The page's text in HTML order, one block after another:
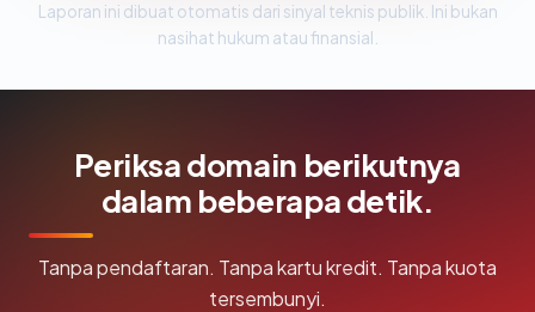
Laporan ini dibuat otomatis dari sinyal teknis publik. Ini bukan
nasihat hukum atau finansial.
Periksa domain berikutnya
dalam beberapa detik.
Tanpa pendaftaran. Tanpa kartu kredit. Tanpa kuota
tersembunyi.